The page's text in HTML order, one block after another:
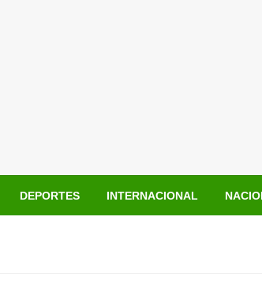
DEPORTES INTERNACIONAL